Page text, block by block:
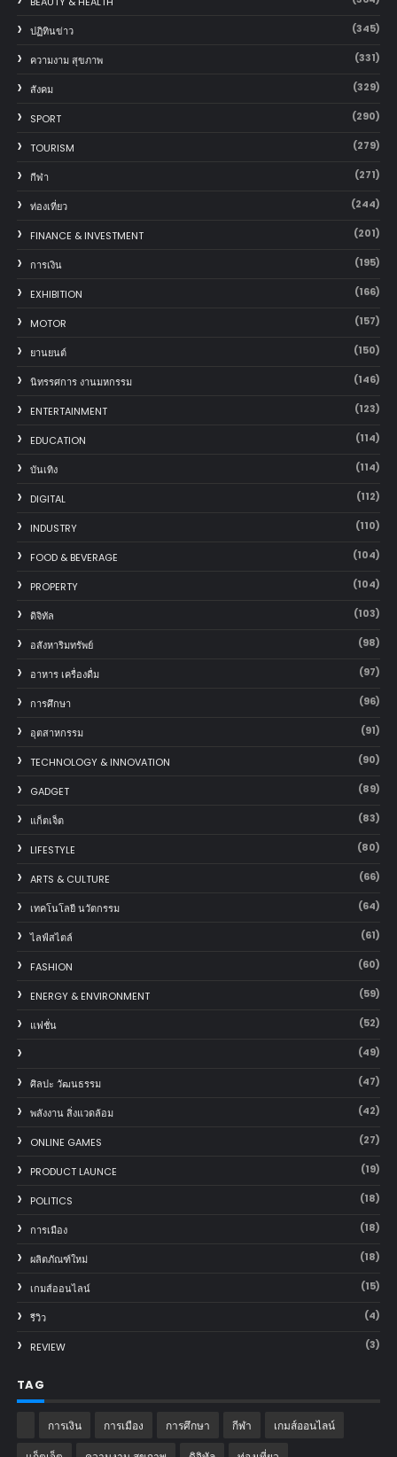
ปฏิทินข่าว (345)
ความงาม สุขภาพ (331)
สังคม (329)
SPORT (290)
TOURISM (279)
กีฬา (271)
ท่องเที่ยว (244)
FINANCE & INVESTMENT (201)
การเงิน (195)
EXHIBITION (166)
MOTOR (157)
‎ยานยนต์‎ (150)
นิทรรศการ งานมหกรรม (146)
ENTERTAINMENT (123)
EDUCATION (114)
บันเทิง (114)
DIGITAL (112)
INDUSTRY (110)
FOOD & BEVERAGE (104)
PROPERTY (104)
ดิจิทัล (103)
อสังหาริมทรัพย์ (98)
อาหาร เครื่องดื่ม (97)
การศึกษา (96)
อุตสาหกรรม (91)
TECHNOLOGY & INNOVATION (90)
GADGET (89)
แก็ตเจ็ต (83)
LIFESTYLE (80)
ARTS & CULTURE (66)
เทคโนโลยี นวัตกรรม (64)
ไลฟ์สไตล์ (61)
FASHION (60)
ENERGY & ENVIRONMENT (59)
แฟชั่น (52)
(49)
ศิลปะ วัฒนธรรม (47)
พลังงาน สิ่งแวดล้อม (42)
ONLINE GAMES (27)
PRODUCT LAUNCE (19)
POLITICS (18)
การเมือง (18)
ผลิตภัณฑ์ใหม่ (18)
เกมส์ออนไลน์ (15)
รีวิว (4)
REVIEW (3)
TAG
การเงิน การเมือง การศึกษา กีฬา เกมส์ออนไลน์